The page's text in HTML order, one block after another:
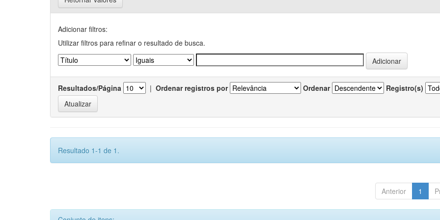
Adicionar filtros:
Utilizar filtros para refinar o resultado de busca.
Resultados/Página | Ordenar registros por Ordenar Registro(s)
Resultado 1-1 de 1.
Anterior 1